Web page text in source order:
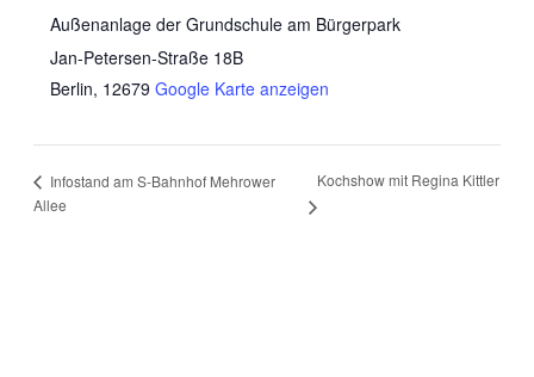
Außenanlage der Grundschule am Bürgerpark
Jan-Petersen-Straße 18B
Berlin, 12679 Google Karte anzeigen
Infostand am S-Bahnhof Mehrower
Allee
Kochshow mit Regina Kittler